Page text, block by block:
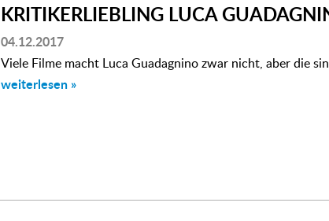
KRITIKERLIEBLING LUCA
04.12.2017
Viele Filme macht Luca Guadagnino zwar nicht, aber die
weiterlesen »